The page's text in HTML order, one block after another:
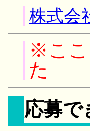
株式会
※ここ
た
応募で